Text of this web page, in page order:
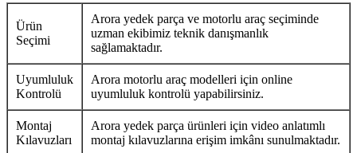
Ürün
Seçimi
Arora yedek parça ve motorlu araç seçiminde
uzman ekibimiz teknik danışmanlık
sağlamaktadır.
Uyumluluk
Kontrolü
Arora motorlu araç modelleri için online
uyumluluk kontrolü yapabilirsiniz.
Montaj
Kılavuzları
Arora yedek parça ürünleri için video anlatımlı
montaj kılavuzlarına erişim imkânı sunulmaktadır.